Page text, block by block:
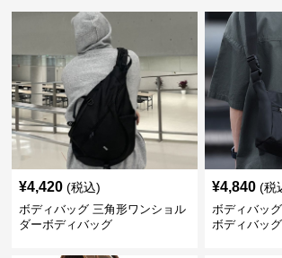
¥4,420 (税込)
ボディバッグ 三角形ワンショル
ダーボディバッグ
¥4,840 (税
ボディバッ
ボディバッグ